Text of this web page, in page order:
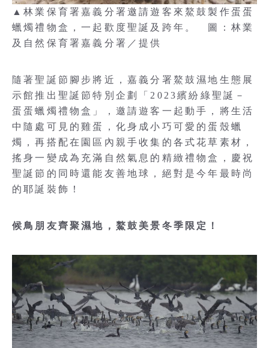
▲林業保育署嘉義分署邀請遊客來鰲鼓製作蛋蛋
蠟燭禮物盒，一起歡度聖誕及跨年。 圖：林業
及自然保育署嘉義分署／提供
隨著聖誕節腳步將近，嘉義分署鰲鼓濕地生態展
示館推出聖誕節特別企劃「2023繽紛綠聖誕－
蛋蛋蠟燭禮物盒」，邀請遊客一起動手，將生活
中隨處可見的雞蛋，化身成小巧可愛的蛋殼蠟
燭，再搭配在園區內親手收集的各式花草素材，
搖身一變成為充滿自然氣息的精緻禮物盒，慶祝
聖誕節的同時還能友善地球，絕對是今年最時尚
的耶誕裝飾！
候鳥朋友齊聚濕地，鰲鼓美景冬季限定！